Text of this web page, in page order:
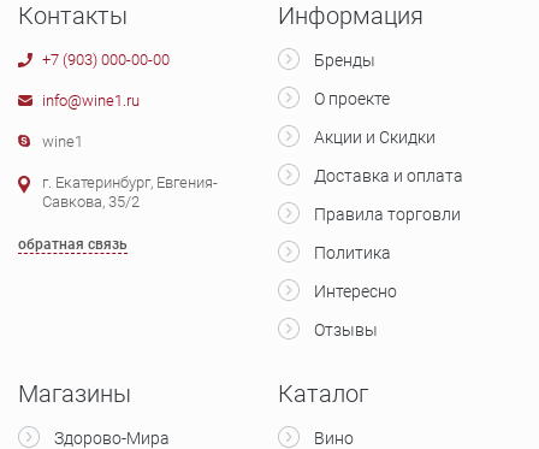
Контакты
+7 (903) 000-00-00
info@wine1.ru
wine1
г. Екатеринбург, Евгения-
Савкова, 35/2
обратная связь
Информация
Бренды
О проекте
Акции и Скидки
Доставка и оплата
Правила торговли
Политика
Интересно
Отзывы
Магазины
Здорово-Мира
Каталог
Вино